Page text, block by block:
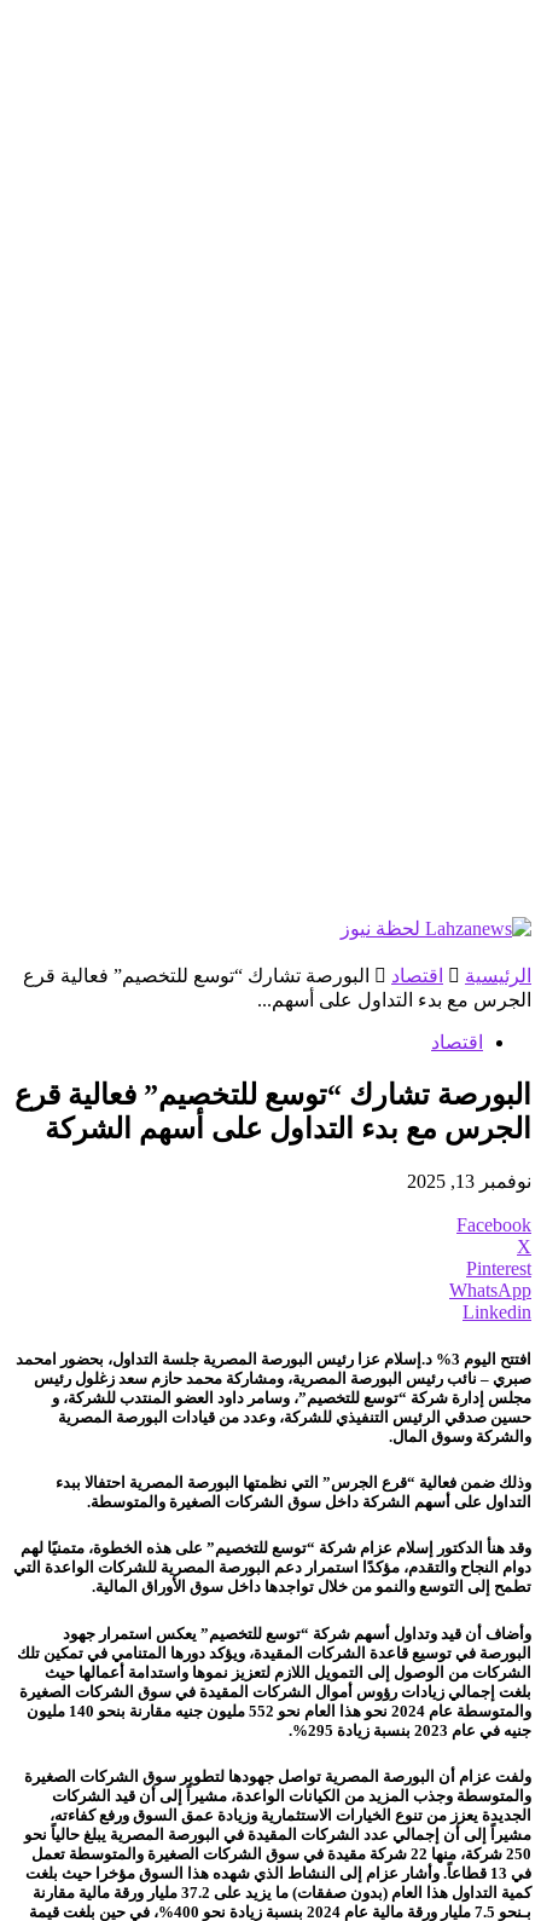
الرئيسية اقتصاد
البورصة تشارك “توسع للتخصيم” فعالية قرع
الجرس مع بدء التداول على أسهم...
اقتصاد
البورصة تشارك “توسع للتخصيم” فعالية قرع
الجرس مع بدء التداول على أسهم الشركة
نوفمبر 13, 2025
Facebook
X
Pinterest
WhatsApp
Linkedin
افتتح اليوم 3% د.إسلام عزا رئيس البورصة المصرية جلسة التداول، بحضور امحمد
صبري – نائب رئيس البورصة المصرية، ومشاركة محمد حازم سعد زغلول رئيس
مجلس إدارة شركة “توسع للتخصيم”، وسامر داود العضو المنتدب للشركة، و
حسين صدقي الرئيس التنفيذي للشركة، وعدد من قيادات البورصة المصرية
والشركة وسوق المال.
وذلك ضمن فعالية “قرع الجرس” التي نظمتها البورصة المصرية احتفالا ببدء
التداول على أسهم الشركة داخل سوق الشركات الصغيرة والمتوسطة.
وقد هنأ الدكتور إسلام عزام شركة “توسع للتخصيم” على هذه الخطوة، متمنيًا لهم
دوام النجاح والتقدم، مؤكدًا استمرار دعم البورصة المصرية للشركات الواعدة التي
تطمح إلى التوسع والنمو من خلال تواجدها داخل سوق الأوراق المالية.
وأضاف أن قيد وتداول أسهم شركة “توسع للتخصيم” يعكس استمرار جهود
البورصة في توسيع قاعدة الشركات المقيدة، ويؤكد دورها المتنامي في تمكين تلك
الشركات من الوصول إلى التمويل اللازم لتعزيز نموها واستدامة أعمالها حيث
بلغت إجمالي زيادات رؤوس أموال الشركات المقيدة في سوق الشركات الصغيرة
والمتوسطة عام 2024 نحو هذا العام نحو 552 مليون جنيه مقارنة بنحو 140 مليون
جنيه في عام 2023 بنسبة زيادة 295%.
ولفت عزام أن البورصة المصرية تواصل جهودها لتطوير سوق الشركات الصغيرة
والمتوسطة وجذب المزيد من الكيانات الواعدة، مشيراً إلى أن قيد الشركات
الجديدة يعزز من تنوع الخيارات الاستثمارية وزيادة عمق السوق ورفع كفاءته،
مشيراً إلى أن إجمالي عدد الشركات المقيدة في البورصة المصرية يبلغ حالياً نحو
250 شركة، منها 22 شركة مقيدة في سوق الشركات الصغيرة والمتوسطة تعمل
في 13 قطاعاً. وأشار عزام إلى النشاط الذي شهده هذا السوق مؤخرا حيث بلغت
كمية التداول هذا العام (بدون صفقات) ما يزيد على 37.2 مليار ورقة مالية مقارنة
بـنحو 7.5 مليار ورقة مالية عام 2024 بنسبة زيادة نحو 400%، في حين بلغت قيمة